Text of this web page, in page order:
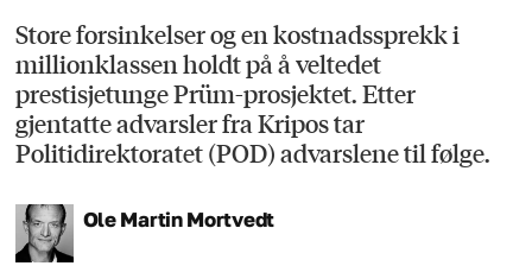
Store forsinkelser og en kostnadssprekk i
millionklassen holdt på å veltedet
prestisjetunge Prüm-prosjektet. Etter
gjentatte advarsler fra Kripos tar
Politidirektoratet (POD) advarslene til følge.
Ole Martin Mortvedt